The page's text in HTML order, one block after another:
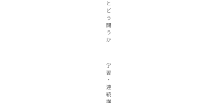
と
ど
う
闘
う
か
学
習
・
連
続
講